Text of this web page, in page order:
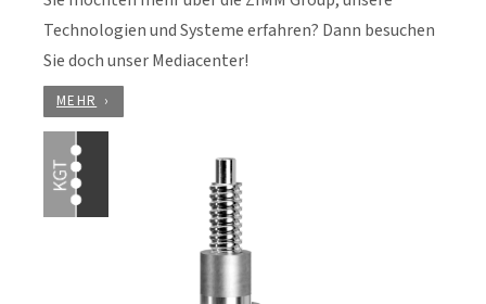
Technologien und Systeme erfahren? Dann besuchen
Sie doch unser Mediacenter!
MEHR